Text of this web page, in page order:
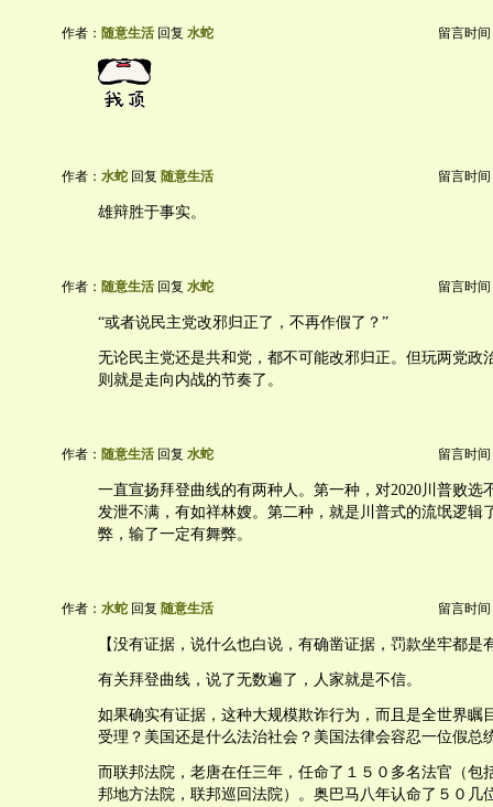
作者： 随意生活 回复 水蛇 留言时间
作者： 水蛇 回复 随意生活 留言时间
雄辩胜于事实。
作者： 随意生活 回复 水蛇 留言时间
“或者说民主党改邪归正了，不再作假了？”
无论民主党还是共和党，都不可能改邪归正。但玩两党政
则就是走向内战的节奏了。
作者： 随意生活 回复 水蛇 留言时间
一直宣扬拜登曲线的有两种人。第一种，对2020川普败选
发泄不满，有如祥林嫂。第二种，就是川普式的流氓逻辑
弊，输了一定有舞弊。
作者： 水蛇 回复 随意生活 留言时间
【没有证据，说什么也白说，有确凿证据，罚款坐牢都是
有关拜登曲线，说了无数遍了，人家就是不信。
如果确实有证据，这种大规模欺诈行为，而且是全世界瞩
受理？美国还是什么法治社会？美国法律会容忍一位假总
而联邦法院，老唐在任三年，任命了１５０多名法官（包
邦地方法院，联邦巡回法院）。奥巴马八年认命了５０几